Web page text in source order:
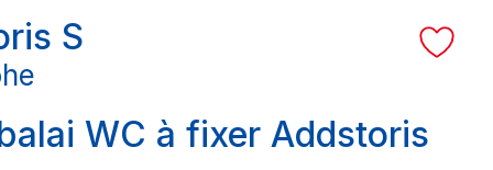
S
WC à fixer Addstoris